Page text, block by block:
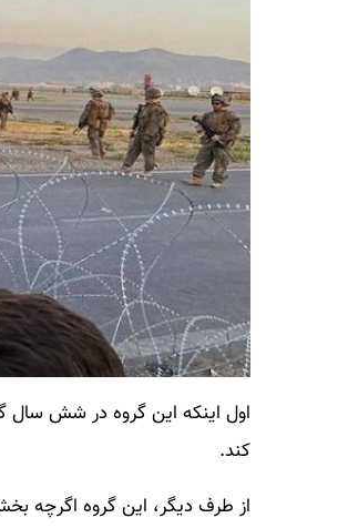
اول اینکه این گروه در شش سال
کند.
از طرف دیگر، این گروه اگرچه